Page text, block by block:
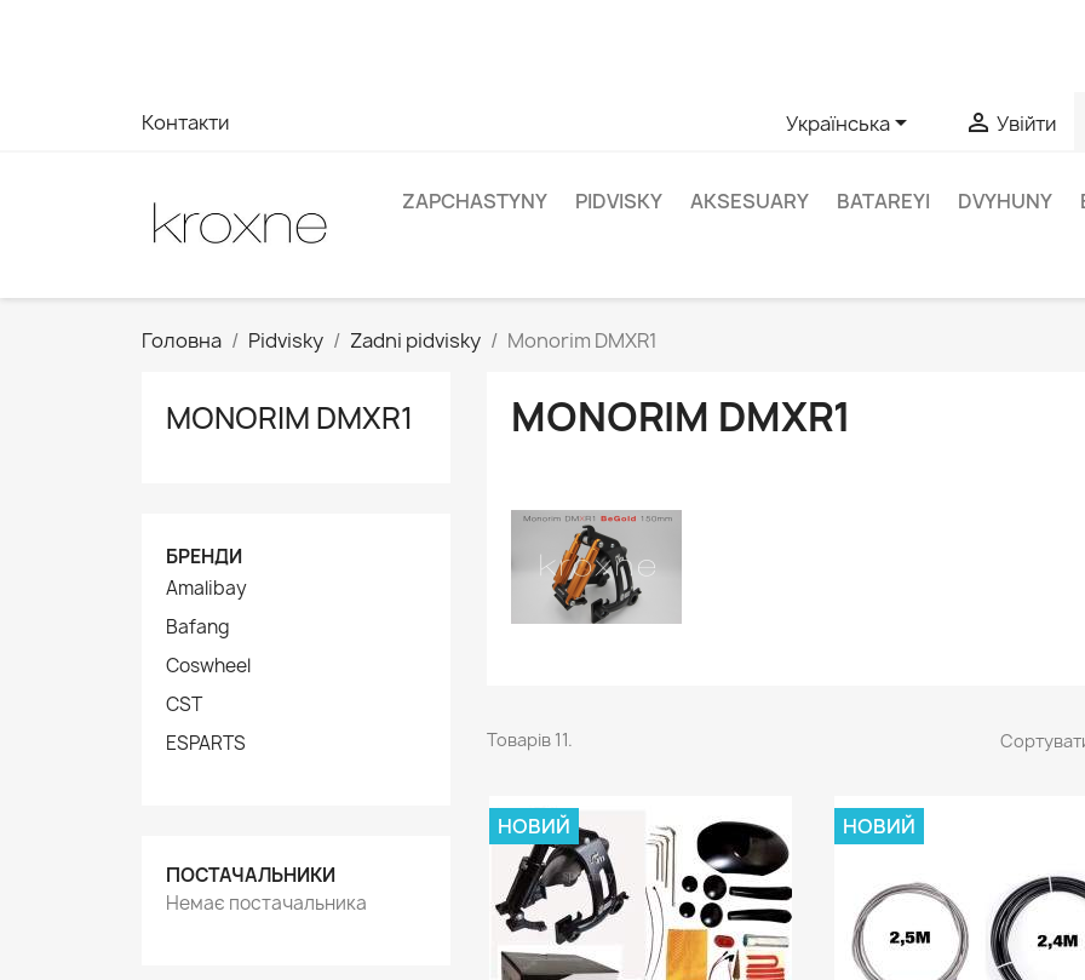
Контакти Українська  Увійти
ZAPCHASTYNY PIDVISKY AKSESUARY BATAREYI DVYHUNY
Головна Pidvisky Zadni pidvisky Monorim DMXR1
MONORIM DMXR1
БРЕНДИ
Amalibay
Bafang
Coswheel
CST
ESPARTS
ПОСТАЧАЛЬНИКИ
Немає постачальника
MONORIM DMXR1
Товарів 11.
НОВИЙ НОВИЙ